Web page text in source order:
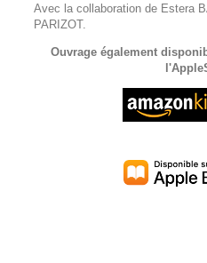
Avec la collaboration de Estera
PARIZOT.
Ouvrage également